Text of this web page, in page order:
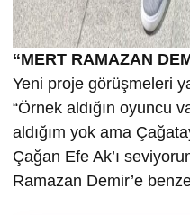
“MERT RAMAZAN
Yeni proje görüşmeleri
“Örnek aldığın oyuncu
aldığım yok ama
Çağan Efe Ak’ı
Ramazan Demir’e